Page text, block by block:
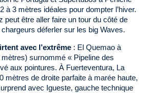
à 3 mètres idéales pour dompter l’hiver.
peut être aller faire un tour du côté de
déferler sur les big Waves.
avec l’extrême : El Quemao à
mètres) surnommé « Pipeline des
aux pointures. À Fuerteventura, La
mètres de droite parfaite à marée haute,
avec Igueste, gauche technique